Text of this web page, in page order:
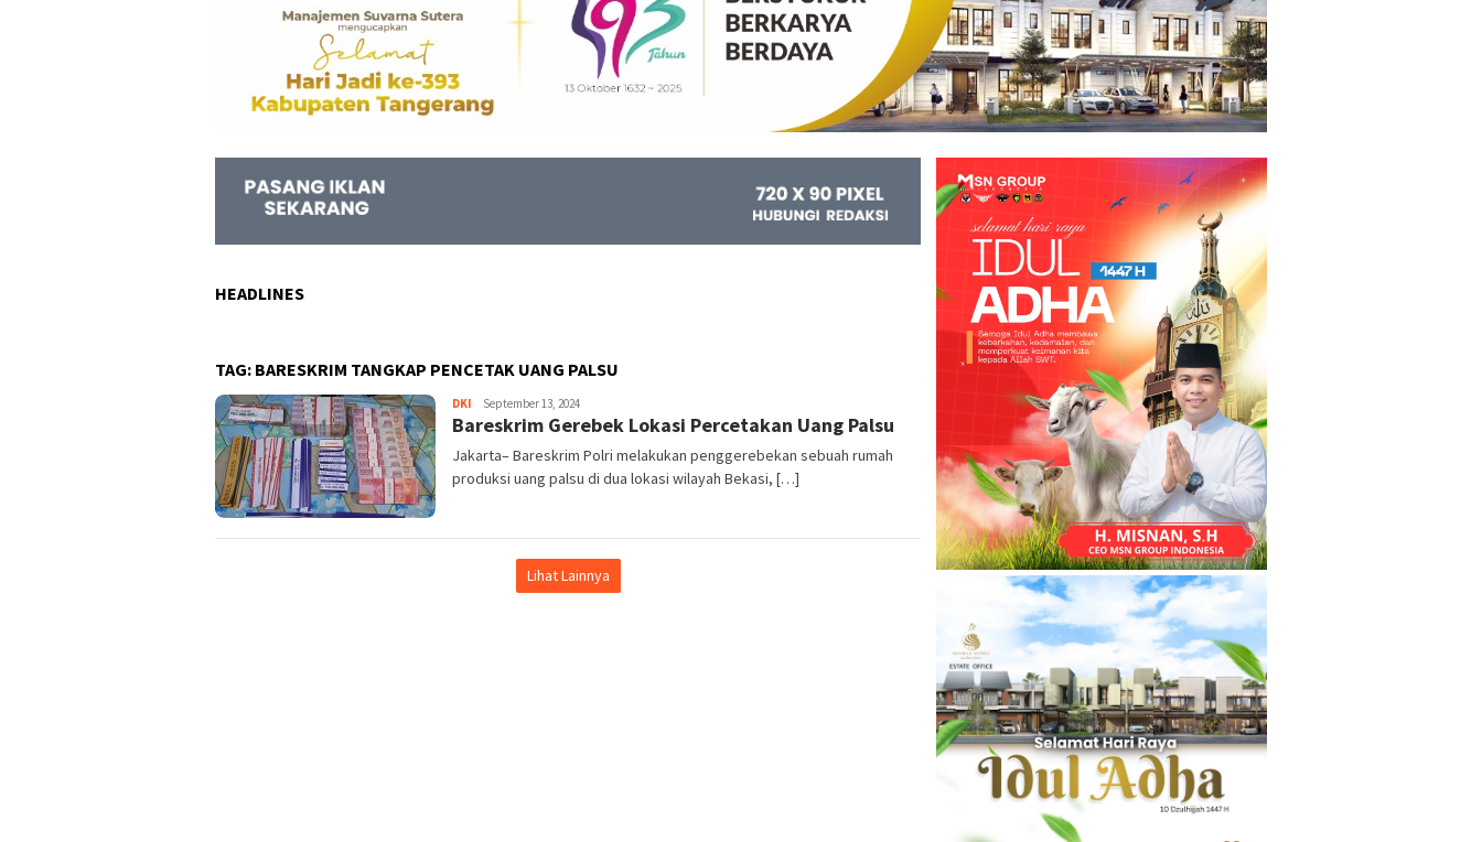
HEADLINES
TAG: BARESKRIM TANGKAP PENCETAK UANG PALSU
DKI Kejar
Info
September 13, 2024
Bareskrim Gerebek Lokasi Percetakan Uang Palsu
Jakarta– Bareskrim Polri melakukan penggerebekan sebuah rumah
produksi uang palsu di dua lokasi wilayah Bekasi, […]
Lihat Lainnya